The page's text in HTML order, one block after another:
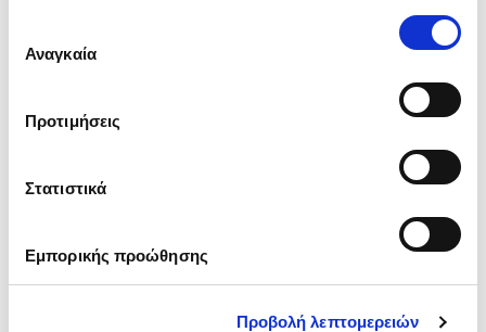
Αναγκαία
Προτιμήσεις
Στατιστικά
Εμπορικής προώθησης
Προβολή λεπτομερειών
Θέλετε μία προσφορά; Μιλήστε